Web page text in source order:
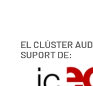
EL CLÚSTER
SUPORT DE: